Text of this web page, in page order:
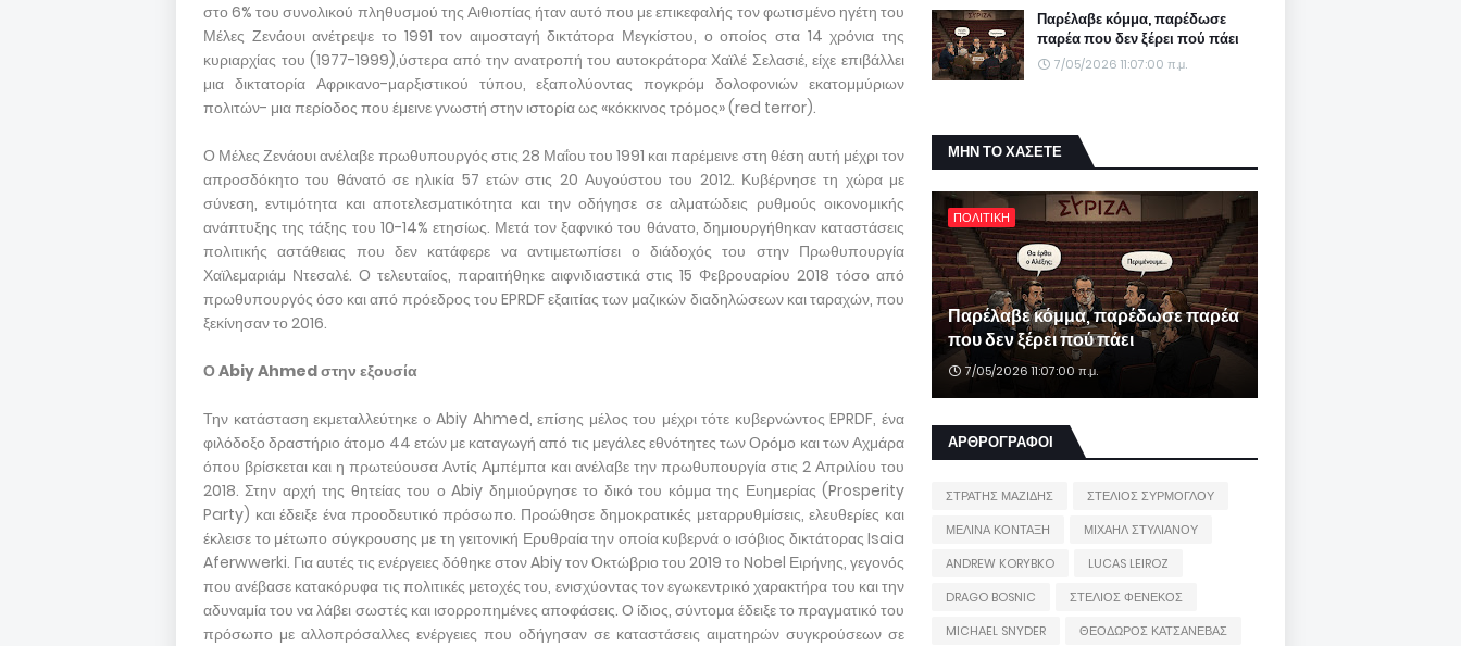
στο 6% του συνολικού πληθυσμού της Αιθιοπίας ήταν αυτό που με επικεφαλής τον φωτισμένο ηγέτη του
Μέλες Ζενάουι ανέτρεψε το 1991 τον αιμοσταγή δικτάτορα Μεγκίστου, ο οποίος στα 14 χρόνια της
κυριαρχίας του (1977-1999),ύστερα από την ανατροπή του αυτοκράτορα Χαϊλέ Σελασιέ, είχε επιβάλλει
μια δικτατορία Αφρικανο-μαρξιστικού τύπου, εξαπολύοντας πογκρόμ δολοφονιών εκατομμύριων
πολιτών- μια περίοδος που έμεινε γνωστή στην ιστορία ως «κόκκινος τρόμος» (red terror).
Ο Μέλες Ζενάουι ανέλαβε πρωθυπουργός στις 28 Μαΐου του 1991 και παρέμεινε στη θέση αυτή μέχρι τον
απροσδόκητο του θάνατό σε ηλικία 57 ετών στις 20 Αυγούστου του 2012. Κυβέρνησε τη χώρα με
σύνεση, εντιμότητα και αποτελεσματικότητα και την οδήγησε σε αλματώδεις ρυθμούς οικονομικής
ανάπτυξης της τάξης του 10-14% ετησίως. Μετά τον ξαφνικό του θάνατο, δημιουργήθηκαν καταστάσεις
πολιτικής αστάθειας που δεν κατάφερε να αντιμετωπίσει ο διάδοχός του στην Πρωθυπουργία
Χαϊλεμαριάμ Ντεσαλέ. Ο τελευταίος, παραιτήθηκε αιφνιδιαστικά στις 15 Φεβρουαρίου 2018 τόσο από
πρωθυπουργός όσο και από πρόεδρος του EPRDF εξαιτίας των μαζικών διαδηλώσεων και ταραχών, που
ξεκίνησαν το 2016.
Ο Abiy Ahmed στην εξουσία
Την κατάσταση εκμεταλλεύτηκε ο Abiy Ahmed, επίσης μέλος του μέχρι τότε κυβερνώντος EPRDF, ένα
φιλόδοξο δραστήριο άτομο 44 ετών με καταγωγή από τις μεγάλες εθνότητες των Ορόμο και των Αχμάρα
όπου βρίσκεται και η πρωτεύουσα Αντίς Αμπέμπα και ανέλαβε την πρωθυπουργία στις 2 Απριλίου του
2018. Στην αρχή της θητείας του ο Abiy δημιούργησε το δικό του κόμμα της Ευημερίας (Prosperity
Party) και έδειξε ένα προοδευτικό πρόσωπο. Προώθησε δημοκρατικές μεταρρυθμίσεις, ελευθερίες και
έκλεισε το μέτωπο σύγκρουσης με τη γειτονική Ερυθραία την οποία κυβερνά ο ισόβιος δικτάτορας Isaia
Aferwwerki. Για αυτές τις ενέργειες δόθηκε στον Abiy τον Οκτώβριο του 2019 το Nobel Ειρήνης, γεγονός
που ανέβασε κατακόρυφα τις πολιτικές μετοχές του, ενισχύοντας τον εγωκεντρικό χαρακτήρα του και την
αδυναμία του να λάβει σωστές και ισορροπημένες αποφάσεις. Ο ίδιος, σύντομα έδειξε το πραγματικό του
πρόσωπο με αλλοπρόσαλλες ενέργειες που οδήγησαν σε καταστάσεις αιματηρών συγκρούσεων σε
Παρέλαβε κόμμα, παρέδωσε
παρέα που δεν ξέρει πού πάει
7/05/2026 11:07:00 π.μ.
ΜΗΝ ΤΟ ΧΑΣΕΤΕ
ΠΟΛΙΤΙΚΗ
Παρέλαβε κόμμα, παρέδωσε παρέα
που δεν ξέρει πού πάει
7/05/2026 11:07:00 π.μ.
ΑΡΘΡΟΓΡΑΦΟΙ
ΣΤΡΑΤΗΣ ΜΑΖΙΔΗΣ
ΣΤΕΛΙΟΣ ΣΥΡΜΟΓΛΟΥ
ΜΕΛΙΝΑ ΚΟΝΤΑΞΗ
ΜΙΧΑΗΛ ΣΤΥΛΙΑΝΟΥ
ANDREW KORYBKO
LUCAS LEIROZ
DRAGO BOSNIC
ΣΤΕΛΙΟΣ ΦΕΝΕΚΟΣ
MICHAEL SNYDER
ΘΕΟΔΩΡΟΣ ΚΑΤΣΑΝΕΒΑΣ